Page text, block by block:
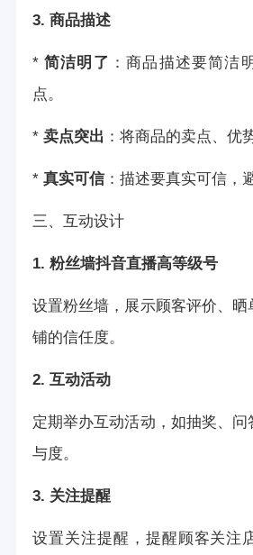
3. 商品描述
*简洁明了 ：商品描述要简洁
点。
* 卖点突出 ：将商品的卖点、优
* 真实可信：描述要真实可信，
三、互动设计
1. 粉丝墙抖音直播高等级号
设置粉丝墙，展示顾客评价、
铺的信任度。
2. 互动活动
定期举办互动活动，如抽奖、
与度。
3. 关注提醒
设置关注提醒，提醒顾客关注